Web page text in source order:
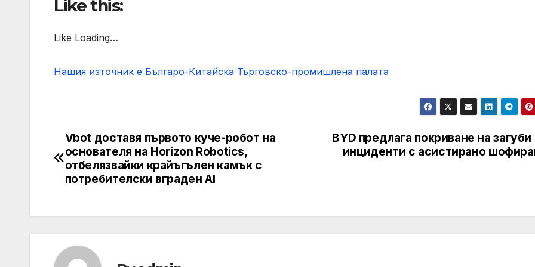
Like this:
Like Loading…
Нашия източник е Българо-Китайска Търговско-промишлена палaта
Post
navigation
BYD предлага покриване на загуби
инциденти с асистирано
Vbot доставя първото куче-робот на
основателя на Horizon Robotics,
отбелязвайки крайъгълен камък с
потребителски вграден AI